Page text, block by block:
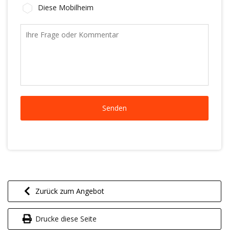
Diese Mobilheim
Zurück zum Angebot
Drucke diese Seite